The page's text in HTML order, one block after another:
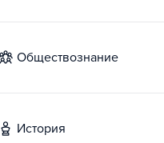
обществознание
история